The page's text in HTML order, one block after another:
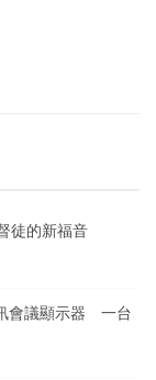
徒的新福音
會議顯示器 一台